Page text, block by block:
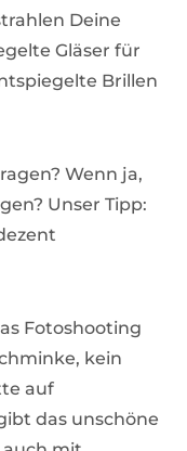
Deine
Gläser für
Brillen
Wenn ja,
Unser Tipp:
Fotoshooting
kein
auf
das unschöne